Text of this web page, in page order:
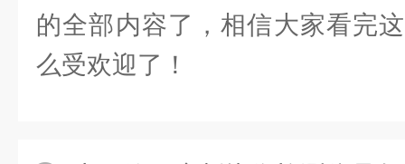
的全部内容了，相信大家看完
么受欢迎了！